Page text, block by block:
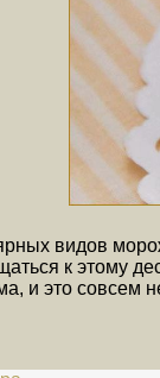
видов
к этому
и это совсем